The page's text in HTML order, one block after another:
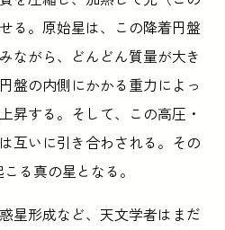
る。原始星は、この降着円盤
ながら、どんどん質量が大き
盤の内側にかかる重力によっ
昇する。そして、この高圧・
互いに引き合わされる。その
る真の星となる。
星形成など、天文学者はまだ